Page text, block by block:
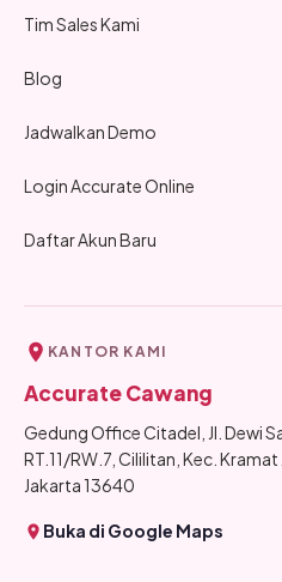
Tim Sales Kami
Blog
Jadwalkan Demo
Login Accurate Online
Daftar Akun Baru
KANTOR KAMI
Accurate Cawang
Gedung Office Citadel, Jl. Dewi
RT.11/RW.7, Cililitan, Kec.
Jakarta 13640
Buka di Google Maps